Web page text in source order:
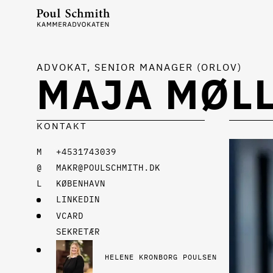
MAJA
ADVOKAT, SENIOR MANAGER (ORLOV)
KONTAKT
+4531743039
MAKR@POULSCHMITH.DK
KØBENHAVN
LINKEDIN
VCARD
SEKRETÆR
HELENE KRONBORG POULSEN